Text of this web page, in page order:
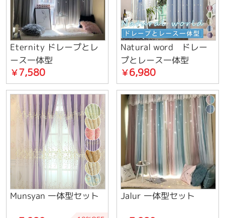
Eternity ドレープとレ
ース一体型
￥7,580
Natural word ドレー
プとレース一体型
￥6,980
Munsyan 一体型セット Jalur 一体型セット